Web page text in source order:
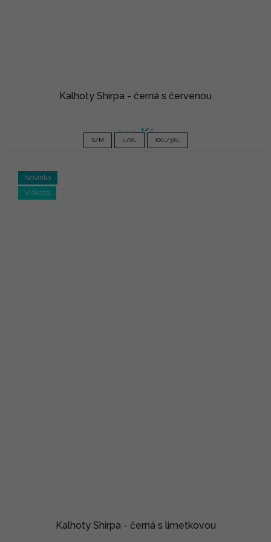
Kalhoty Shirpa - černá s červenou
990 Kč
S/M L/XL XXL/3XL
Novinka
Viskóza
Kalhoty Shirpa - černá s limetkovou